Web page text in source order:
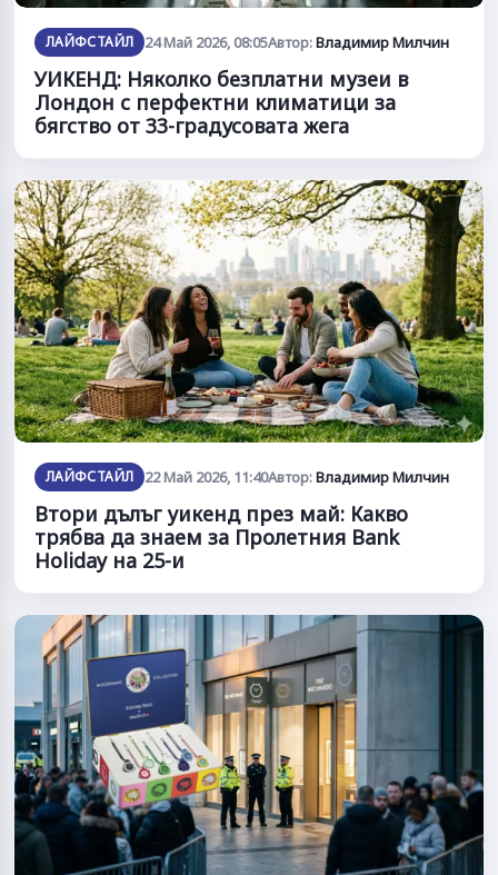
ЛАЙФСТАЙЛ 24 Май 2026, 08:05Автор:Владимир Милчин
УИКЕНД: Няколко безплатни музеи в
Лондон с перфектни климатици за
бягство от 33-градусовата жега
ЛАЙФСТАЙЛ 22 Май 2026, 11:40Автор:Владимир Милчин
Втори дълъг уикенд през май: Какво
трябва да знаем за Пролетния Bank
Holiday на 25-и